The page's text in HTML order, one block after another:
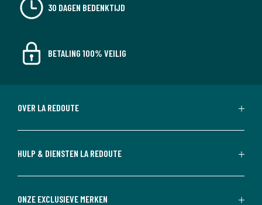
30 DAGEN BEDENKTIJD
BETALING 100% VEILIG
OVER LA REDOUTE
HULP & DIENSTEN LA REDOUTE
ONZE EXCLUSIEVE MERKEN